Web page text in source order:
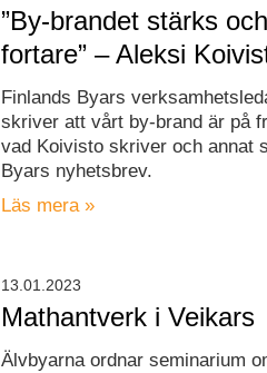
”By-brandet stärks
fortare” – Aleksi
Finlands Byars
skriver att vårt by-brand är på
vad Koivisto skriver och annat
Byars nyhetsbrev.
Läs mera »
Mathantverk i Veikars
Älvbyarna ordnar seminarium
13.01.2023